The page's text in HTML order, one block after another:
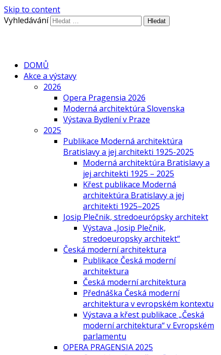
Skip to content
Vyhledávání
DOMŮ
Akce a výstavy
2026
Opera Pragensia 2026
Moderná architektúra Slovenska
Výstava Bydlení v Praze
2025
Publikace Moderná architektúra
Bratislavy a jej architekti 1925-2025
Moderná architektúra Bratislavy a
jej architekti 1925 – 2025
Křest publikace Moderná
architektúra Bratislavy a jej
architekti 1925–2025
Josip Plečnik, stredoeurópsky architekt
Výstava „Josip Plečnik,
stredoeuropsky architekt“
Česká moderní architektura
Publikace Česká moderní
architektura
Česká moderní architektura
Přednáška Česká moderní
architektura v evropském kontextu
Výstava a křest publikace „Česká
moderní architektura“ v Evropském
parlamentu
OPERA PRAGENSIA 2025